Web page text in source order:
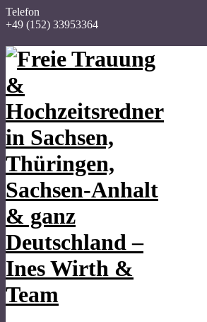
Telefon
+49 (152) 33953364